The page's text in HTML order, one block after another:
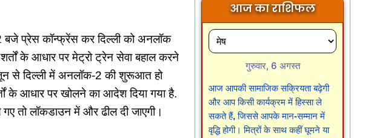
बजे प्रेस कॉन्फ्रेंस कर दिल्ली को अनलॉक
के आधार पर मेट्रो ट्रेन सेवा बहाल करने
जून से दिल्ली में अनलॉक-2 की शुरूआत हो
के आधार पर खोलने का आदेश दिया गया है.
तो लॉकडाउन में और ढील दी जाएगी।
आज का राशिफल
गुरुवार, 6 अगस्त
आज आपकी सामाजिक सक्रियता बढ़ेगी
और आप किसी कार्यक्रम में हिस्सा ले
सकते हैं, जिससे आपके मान-सम्मान में
वृद्धि होगी। मित्रों के साथ कहीं घूमने या